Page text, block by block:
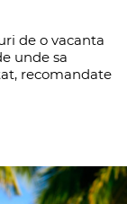
de o vacanta
unde sa
recomandate